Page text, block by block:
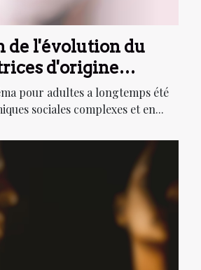
de l'évolution du
d'origine
dans l'industrie
pour adultes a longtemps été
sociales complexes et en...